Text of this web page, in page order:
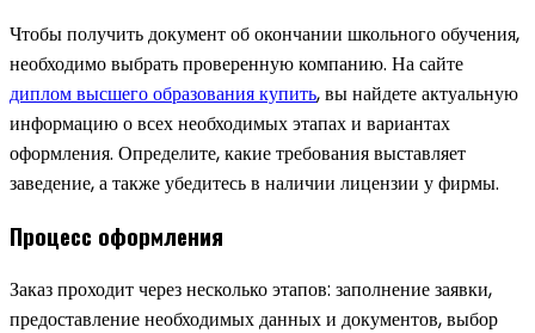
Чтобы получить документ об окончании школьного обучения,
необходимо выбрать проверенную компанию. На сайте
диплом высшего образования купить, вы найдете актуальную
информацию о всех необходимых этапах и вариантах
оформления. Определите, какие требования выставляет
заведение, а также убедитесь в наличии лицензии у фирмы.
Процесс оформления
Заказ проходит через несколько этапов: заполнение заявки,
предоставление необходимых данных и документов, выбор